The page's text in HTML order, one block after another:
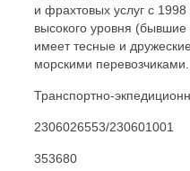
и фрахтовых услуг с
высокого уровня
имеет тесные и
морскими перевозчиками.
Транспортно-
2306026553/230601001
353680